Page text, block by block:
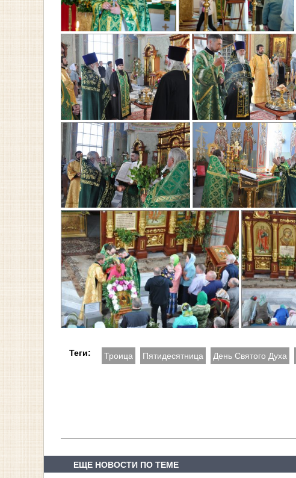
Теги: Троица Пятидесятница День Святого Духа
ЕЩЕ НОВОСТИ ПО ТЕМЕ